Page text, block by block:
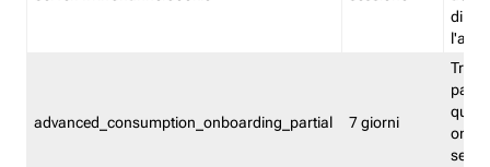
advanced_consumption_onboarding_partial 7 giorni